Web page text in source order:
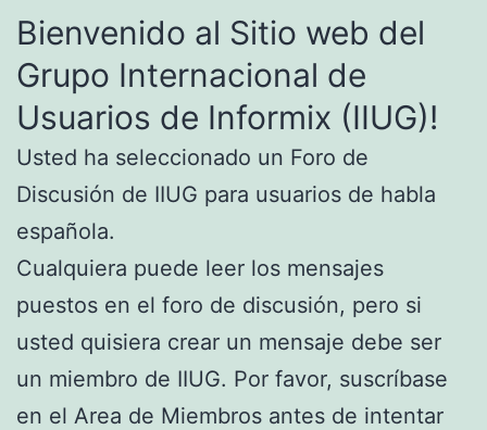
Bienvenido al Sitio web del
Grupo Internacional de
Usuarios de Informix (IIUG)!
Usted ha seleccionado un Foro de
Discusión de IIUG para usuarios de habla
española.
Cualquiera puede leer los mensajes
puestos en el foro de discusión, pero si
usted quisiera crear un mensaje debe ser
un miembro de IIUG. Por favor, suscríbase
en el Area de Miembros antes de intentar